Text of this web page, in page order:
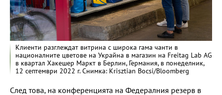
Клиенти разглеждат витрина с широка гама чанти в
националните цветове на Украйна в магазин на Freitag Lab AG
в квартал Хакешер Маркт в Берлин, Германия, в понеделник,
12 септември 2022 г. Снимка: Krisztian Bocsi/Bloomberg
След това, на конференцията на Федералния резерв в